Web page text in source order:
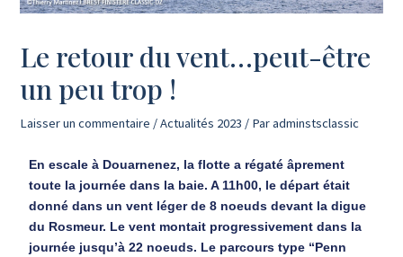
Le retour du vent…peut-être
un peu trop !
Laisser un commentaire /Actualités 2023 / Paradminstsclassic
En escale à Douarnenez, la flotte a régaté âprement
toute la journée dans la baie. A 11h00, le départ était
donné dans un vent léger de 8 noeuds devant la digue
du Rosmeur. Le vent montait progressivement dans la
journée jusqu’à 22 noeuds. Le parcours type “Penn